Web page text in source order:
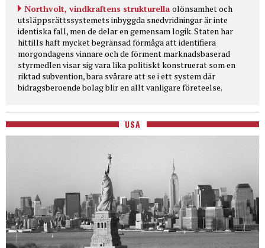
Northvolt, vindkraftens strukturella olönsamhet och
utsläppsrättssystemets inbyggda snedvridningar är inte
identiska fall, men de delar en gemensam logik. Staten har
hittills haft mycket begränsad förmåga att identifiera
morgondagens vinnare och de förment marknadsbaserad
styrmedlen visar sig vara lika politiskt konstruerat som en
riktad subvention, bara svårare att se i ett system där
bidragsberoende bolag blir en allt vanligare företeelse.
USA